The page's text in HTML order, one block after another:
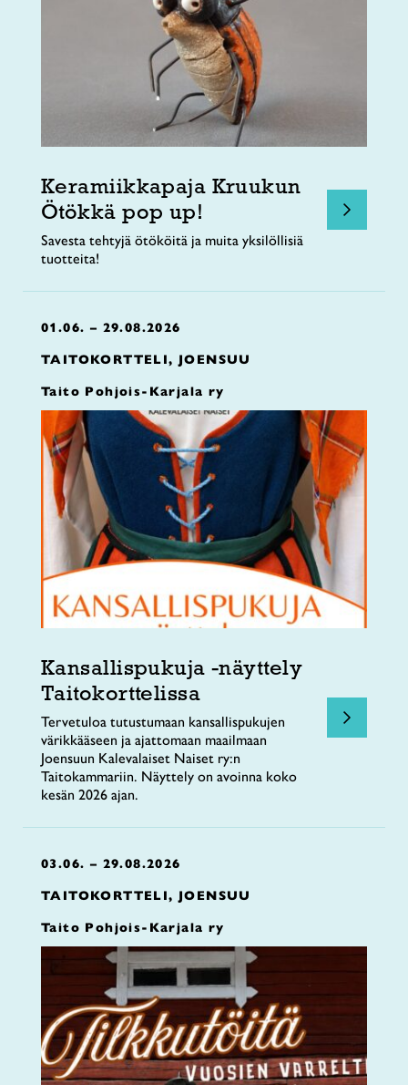
Keramiikkapaja Kruukun
Ötökkä pop up!
Savesta tehtyjä ötököitä ja muita yksilöllisiä
tuotteita!
01.06. – 29.08.2026
TAITOKORTTELI, JOENSUU
Taito Pohjois-Karjala ry
Kansallispukuja -näyttely
Taitokorttelissa
Tervetuloa tutustumaan kansallispukujen
värikkääseen ja ajattomaan maailmaan
Joensuun Kalevalaiset Naiset ry:n
Taitokammariin. Näyttely on avoinna koko
kesän 2026 ajan.
03.06. – 29.08.2026
TAITOKORTTELI, JOENSUU
Taito Pohjois-Karjala ry